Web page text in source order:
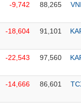
-9,742 88,265
-18,604 91,101
-22,543 97,560
-14,666 86,601